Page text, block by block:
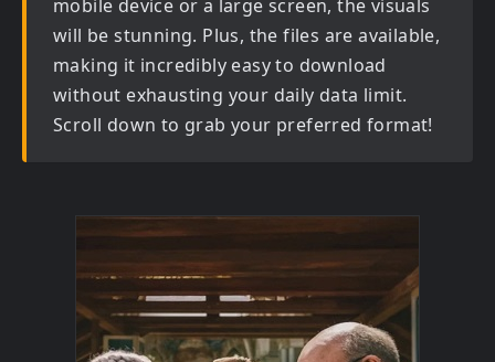
mobile device or a large screen, the visuals
will be stunning. Plus, the files are available,
making it incredibly easy to download
without exhausting your daily data limit.
Scroll down to grab your preferred format!